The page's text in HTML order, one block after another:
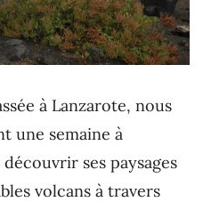
à Lanzarote, nous
une semaine à
découvrir ses paysages
volcans à travers